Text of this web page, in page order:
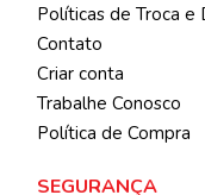
Políticas de Troca e
Contato
Criar conta
Trabalhe Conosco
Política de Compra
SEGURANÇA